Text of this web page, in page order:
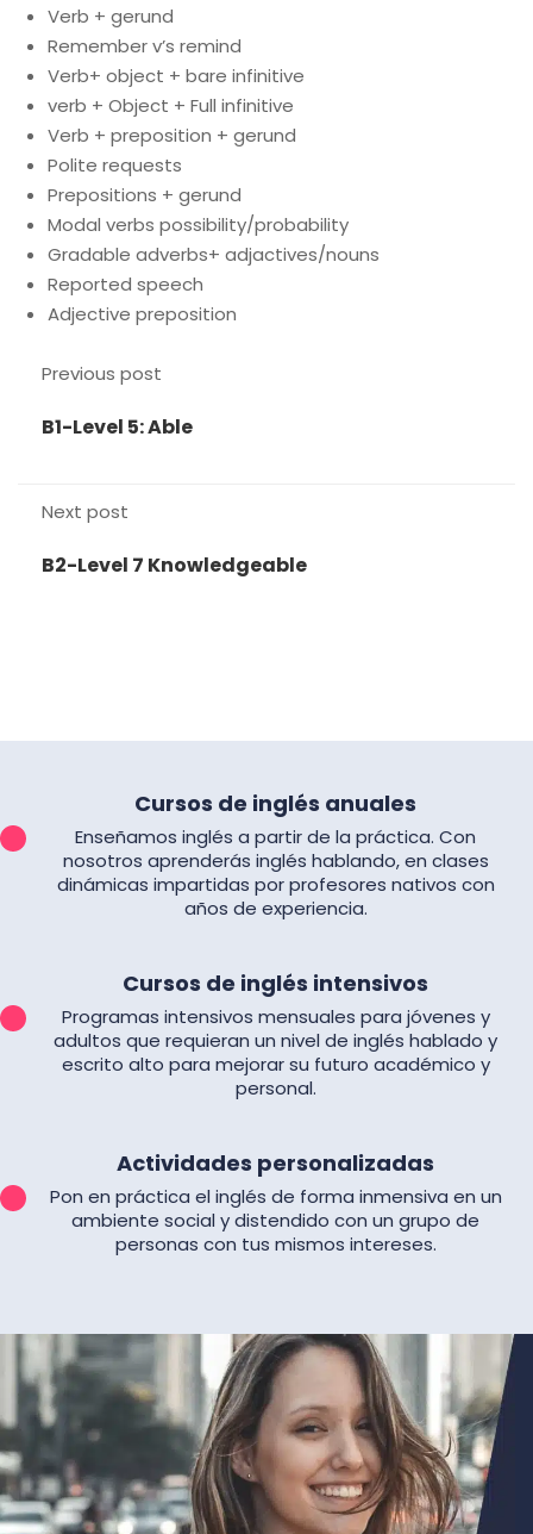
Verb + gerund
Remember v’s remind
Verb+ object + bare infinitive
verb + Object + Full infinitive
Verb + preposition + gerund
Polite requests
Prepositions + gerund
Modal verbs possibility/probability
Gradable adverbs+ adjactives/nouns
Reported speech
Adjective preposition
Previous post
B1-Level 5: Able
Next post
B2-Level 7 Knowledgeable
Cursos de inglés anuales
Enseñamos inglés a partir de la práctica. Con
nosotros aprenderás inglés hablando, en clases
dinámicas impartidas por profesores nativos con
años de experiencia.
Cursos de inglés intensivos
Programas intensivos mensuales para jóvenes y
adultos que requieran un nivel de inglés hablado y
escrito alto para mejorar su futuro académico y
personal.
Actividades personalizadas
Pon en práctica el inglés de forma inmensiva en un
ambiente social y distendido con un grupo de
personas con tus mismos intereses.